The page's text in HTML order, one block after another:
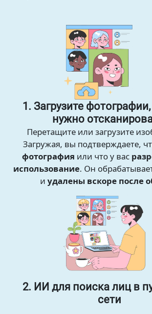
1. Загрузите
нужно
Перетащите или загрузите
Загружая, вы подтверждаете,
фотография или что у вас
использование. Он
и удалены вскоре после
2. ИИ для поиска лиц в
сети